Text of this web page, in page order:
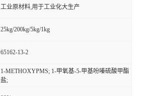
工业原材料,用于工业化大生产
25kg/200kg/5kg/1kg
65162-13-2
1-METHOXYPMS; 1-甲氧基-5-甲基吩嗪硫酸甲酯
盐;